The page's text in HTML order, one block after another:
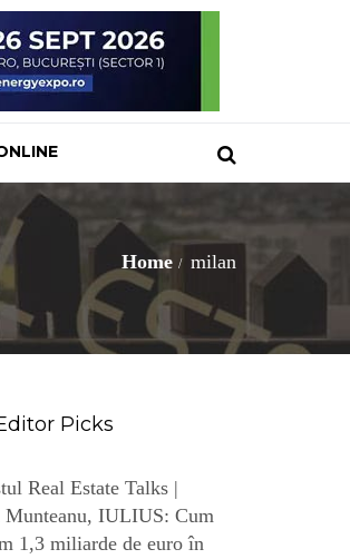
Home milan
Picks
Real Estate Talks |
Munteanu, IULIUS: Cum
1,3 miliarde de euro în